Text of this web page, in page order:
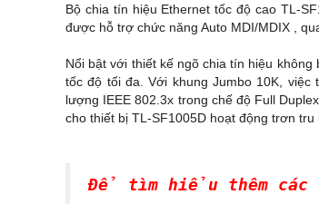
Bộ chia tín hiệu Ethernet tốc độ cao TL-
được hỗ trợ chức năng Auto MDI/MDIX ,
Nổi bật với thiết kế ngõ chia tín hiệu
tốc độ tối đa. Với khung Jumbo 10K,
lượng IEEE 802.3x trong chế độ Full
cho thiết bị TL-SF1005D hoạt động trơn tru
Để tìm hiểu thêm các